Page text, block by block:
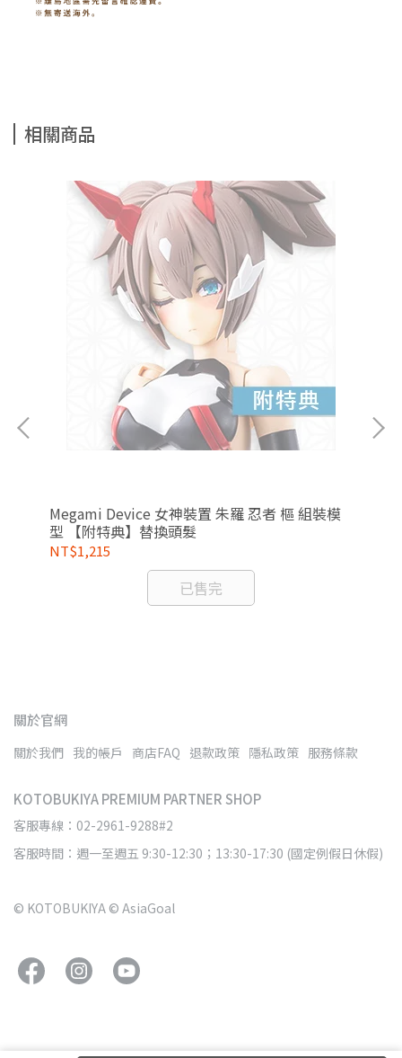
相關商品
Megami Device 女神裝置 朱羅 忍者 樞 組裝模
型 【附特典】替換頭髮
NT$1,215
已售完
關於官網
關於我們 我的帳戶 商店FAQ 退款政策 隱私政策 服務條款
KOTOBUKIYA PREMIUM PARTNER SHOP
客服專線：02-2961-9288#2
客服時間：週一至週五 9:30-12:30；13:30-17:30 (國定例假日休假)
© KOTOBUKIYA © AsiaGoal